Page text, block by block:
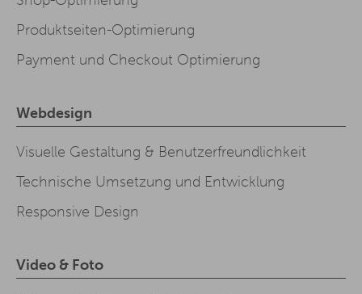
Produktseiten-Optimierung
Payment und Checkout Optimierung
Webdesign
Visuelle Gestaltung & Benutzerfreundlichkeit
Technische Umsetzung und Entwicklung
Responsive Design
Video & Foto